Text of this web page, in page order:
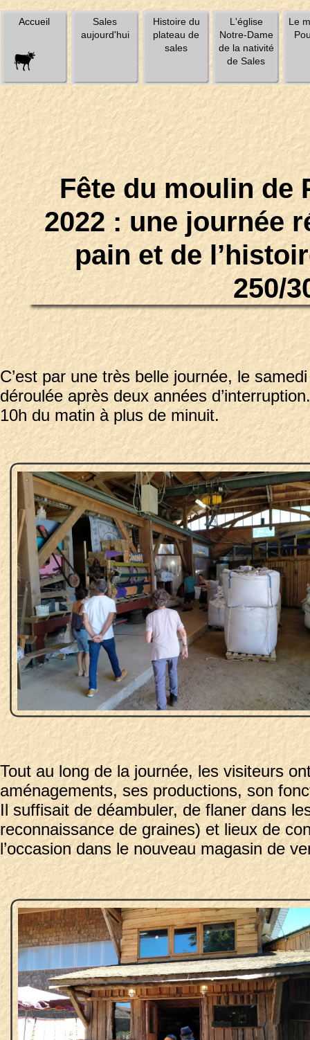
Accueil
Sales
aujourd'hui
Histoire du
plateau de
sales
L'église
Notre-Dame
de la nativité
de Sales
Le
Fête du moulin de
2022 : une journée
pain et de
250/
C’est par une très belle journée, le
déroulée après deux années
10h du matin à plus de minuit.
Tout au long de la journée, les visiteurs
aménagements, ses productions, son
Il suffisait de déambuler, de flaner dans
reconnaissance de graines) et lieux de
l’occasion dans le nouveau magasin de